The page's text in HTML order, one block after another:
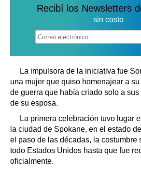
Recibí los Newsletters
sin costo
La impulsora de la iniciativa fue
una mujer que quiso homenajear a
de guerra que había criado solo a
de su esposa.
La primera celebración tuvo lugar
la ciudad de Spokane, en el estado
el paso de las décadas, la costumbre
todo Estados Unidos hasta que fue
oficialmente.